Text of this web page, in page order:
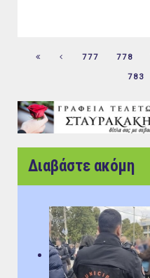
777 778
783
Διαβάστε ακόμη